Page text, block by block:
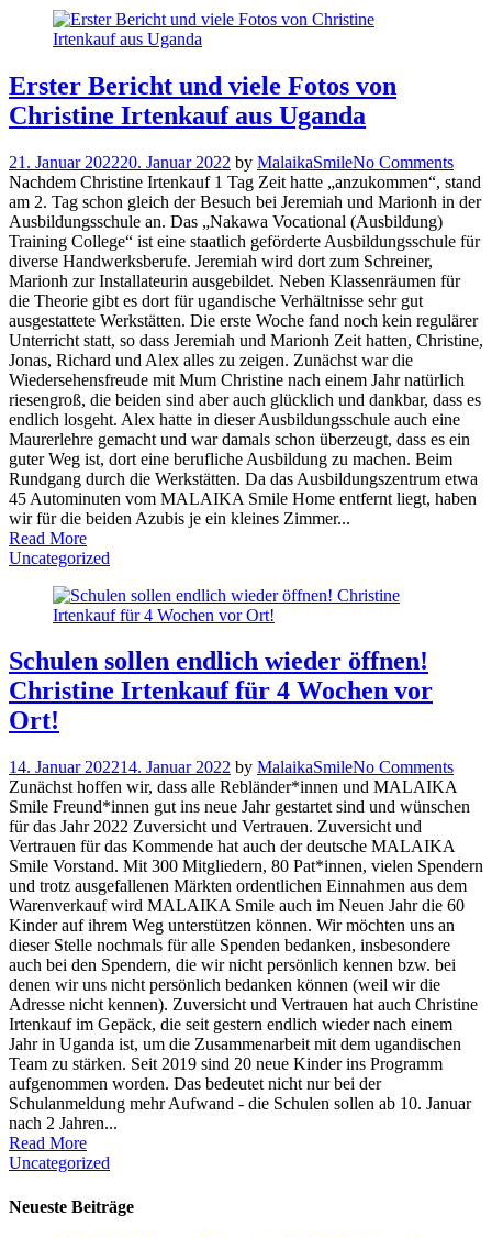
Erster Bericht und viele Fotos von
Christine Irtenkauf aus Uganda
21. Januar 202220. Januar 2022 by MalaikaSmileNo Comments
Nachdem Christine Irtenkauf 1 Tag Zeit hatte „anzukommen“, stand
am 2. Tag schon gleich der Besuch bei Jeremiah und Marionh in der
Ausbildungsschule an. Das „Nakawa Vocational (Ausbildung)
Training College“ ist eine staatlich geförderte Ausbildungsschule für
diverse Handwerksberufe. Jeremiah wird dort zum Schreiner,
Marionh zur Installateurin ausgebildet. Neben Klassenräumen für
die Theorie gibt es dort für ugandische Verhältnisse sehr gut
ausgestattete Werkstätten. Die erste Woche fand noch kein regulärer
Unterricht statt, so dass Jeremiah und Marionh Zeit hatten, Christine,
Jonas, Richard und Alex alles zu zeigen. Zunächst war die
Wiedersehensfreude mit Mum Christine nach einem Jahr natürlich
riesengroß, die beiden sind aber auch glücklich und dankbar, dass es
endlich losgeht. Alex hatte in dieser Ausbildungsschule auch eine
Maurerlehre gemacht und war damals schon überzeugt, dass es ein
guter Weg ist, dort eine berufliche Ausbildung zu machen. Beim
Rundgang durch die Werkstätten. Da das Ausbildungszentrum etwa
45 Autominuten vom MALAIKA Smile Home entfernt liegt, haben
wir für die beiden Azubis je ein kleines Zimmer...
Read More
Uncategorized
Schulen sollen endlich wieder öffnen!
Christine Irtenkauf für 4 Wochen vor
Ort!
14. Januar 202214. Januar 2022 by MalaikaSmileNo Comments
Zunächst hoffen wir, dass alle Rebländer*innen und MALAIKA
Smile Freund*innen gut ins neue Jahr gestartet sind und wünschen
für das Jahr 2022 Zuversicht und Vertrauen. Zuversicht und
Vertrauen für das Kommende hat auch der deutsche MALAIKA
Smile Vorstand. Mit 300 Mitgliedern, 80 Pat*innen, vielen Spendern
und trotz ausgefallenen Märkten ordentlichen Einnahmen aus dem
Warenverkauf wird MALAIKA Smile auch im Neuen Jahr die 60
Kinder auf ihrem Weg unterstützen können. Wir möchten uns an
dieser Stelle nochmals für alle Spenden bedanken, insbesondere
auch bei den Spendern, die wir nicht persönlich kennen bzw. bei
denen wir uns nicht persönlich bedanken können (weil wir die
Adresse nicht kennen). Zuversicht und Vertrauen hat auch Christine
Irtenkauf im Gepäck, die seit gestern endlich wieder nach einem
Jahr in Uganda ist, um die Zusammenarbeit mit dem ugandischen
Team zu stärken. Seit 2019 sind 20 neue Kinder ins Programm
aufgenommen worden. Das bedeutet nicht nur bei der
Schulanmeldung mehr Aufwand - die Schulen sollen ab 10. Januar
nach 2 Jahren...
Read More
Uncategorized
Neueste Beiträge